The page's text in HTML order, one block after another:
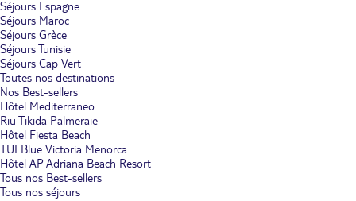
Séjours Espagne
Séjours Maroc
Séjours Grèce
Séjours Tunisie
Séjours Cap Vert
Toutes nos destinations
Nos Best-sellers
Hôtel Mediterraneo
Riu Tikida Palmeraie
Hôtel Fiesta Beach
TUI Blue Victoria Menorca
Hôtel AP Adriana Beach Resort
Tous nos Best-sellers
Tous nos séjours